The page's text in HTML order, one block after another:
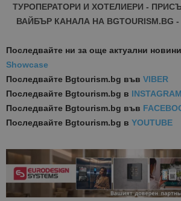
ТУРОПЕРАТОРИ И ХОТЕЛИЕРИ -
ВАЙБЪР КАНАЛА НА BGTOURISM.BG -
Последвайте ни за още актуални новини
Showcase
Последвайте Bgtourism.bg във VIBER
Последвайте Bgtourism.bg в INSTAGRAM
Последвайте Bgtourism.bg във
Последвайте Bgtourism.bg в YOUTUBE